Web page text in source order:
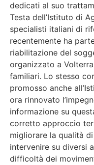
dedicati al suo
Testa dell’Istituto di
specialisti italiani di
recentemente ha
riabilitazione del
organizzato a
familiari. Lo stesso
promosso anche
ora rinnovato
informazione su
corretto approccio
migliorare la qualità
intervenire su diversi
difficoltà dei